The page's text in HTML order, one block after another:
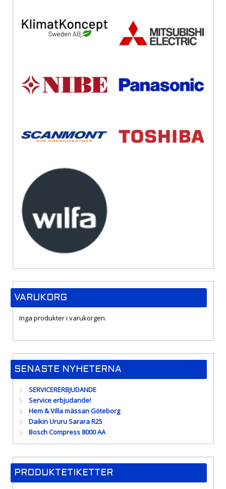
VARUKORG
Inga produkter i varukorgen.
SENASTE NYHETERNA
SERVICERERBJUDANDE
Service erbjudande!
Hem & Villa mässan Göteborg
Daikin Ururu Sarara R25
Bosch Compress 8000 AA
PRODUKTETIKETTER